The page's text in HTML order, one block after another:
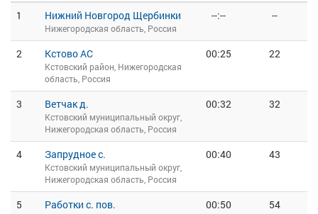
1
Нижний Новгород Щербинки
Нижегородская область, Россия
--:-- --
2 Кстово АС
Кстовский район, Нижегородская
область, Россия
00:25 22
3 Ветчак д.
Кстовский муниципальный округ,
Нижегородская область, Россия
00:32 32
4 Запрудное с.
Кстовский муниципальный округ,
Нижегородская область, Россия
00:40 43
5 Работки с. пов. 00:50 54